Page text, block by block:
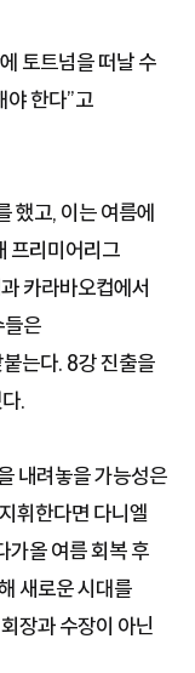
토트넘을 떠날 수
야 한다”고
했고, 이는 여름에
프리미어리그
카라바오컵에서
들은
는다. 8강 진출을
.
내려놓을 가능성은
휘한다면 다니엘
가올 여름 회복 후
새로운 시대를
장과 수장이 아닌